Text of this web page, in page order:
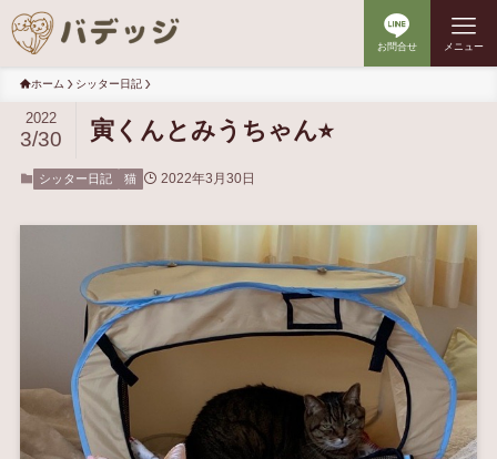
お問合せ メニュー
ホーム シッター日記
寅くんとみうちゃん⭐︎
2022
3/30
シッター日記 猫 2022年3月30日